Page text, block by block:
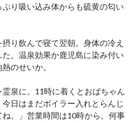
り吸い込み体からも硫黄の匂い
り飲んで寝て翌朝。身体の冷え
。温泉効果か鹿児島に染み付い
のせいか。
泉に。11時に着くとおばちゃん
日はまだボイラー入れとらんじ
。」営業時間は10時から。何事